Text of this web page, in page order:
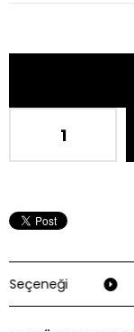
Seçeneği